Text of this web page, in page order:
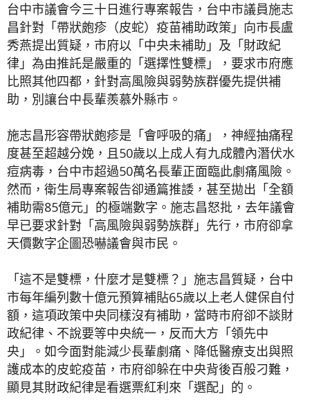
台中市議會今三十日進行專案報告，台中市議員施志
昌針對「帶狀皰疹（皮蛇）疫苗補助政策」向市長盧
秀燕提出質疑，市府以「中央未補助」及「財政紀
律」為由推託是嚴重的「選擇性雙標」，要求市府應
比照其他四都，針對高風險與弱勢族群優先提供補
助，別讓台中長輩羨慕外縣市。
施志昌形容帶狀皰疹是「會呼吸的痛」，神經抽痛程
度甚至超越分娩，且50歲以上成人有九成體內潛伏水
痘病毒，台中市超過50萬名長輩正面臨此劇痛風險。
然而，衛生局專案報告卻通篇推諉，甚至拋出「全額
補助需85億元」的極端數字。施志昌怒批，去年議會
早已要求針對「高風險與弱勢族群」先行，市府卻拿
天價數字企圖恐嚇議會與市民。
「這不是雙標，什麼才是雙標？」施志昌質疑，台中
市每年編列數十億元預算補貼65歲以上老人健保自付
額，這項政策中央同樣沒有補助，當時市府卻不談財
政紀律、不說要等中央統一，反而大方「領先中
央」。如今面對能減少長輩劇痛、降低醫療支出與照
護成本的皮蛇疫苗，市府卻躲在中央背後百般刁難，
顯見其財政紀律是看選票紅利來「選配」的。